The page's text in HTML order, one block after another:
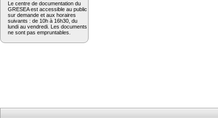
Le centre de documentation du
GRESEA est accessible au public
sur demande et aux horaires
suivants : de 10h à 16h30, du
lundi au vendredi. Les documents
ne sont pas empruntables.